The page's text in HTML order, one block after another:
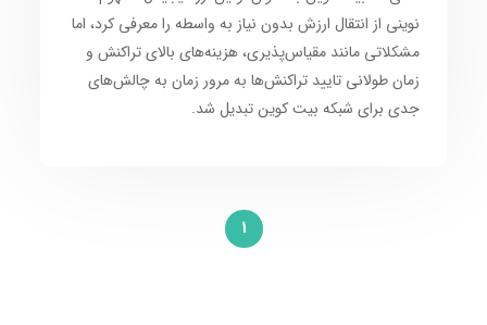
نوینی از انتقال ارزش بدون نیاز به واسطه را معرفی کرد، اما
مشکلاتی مانند مقیاس‌پذیری، هزینه‌های بالای تراکنش و
زمان طولانی تایید تراکنش‌ها به مرور زمان به چالش‌های
جدی برای شبکه بیت کوین تبدیل شد.
1